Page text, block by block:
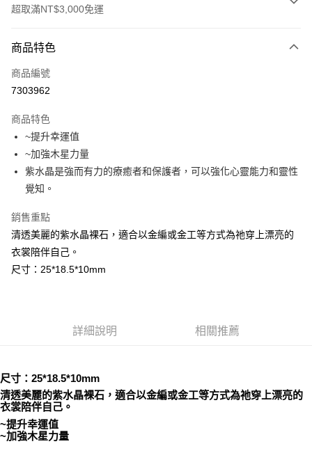
超取滿NT$3,000免運
信用卡一次付款
超商取貨付款
Apple Pay
街口支付
悠遊付
ATM付款
全家取貨付款
每筆NT$80，滿NT$3,000(含以上)免運費
每筆NT$80，滿NT$3,000(含以上)免運費
郵局幫你送（離島）
每筆NT$80，滿NT$3,000(含以上)免運費
商品特色
商品編號
7303962
商品特色
~提升幸運值
~加強木星力量
紫水晶是強而有力的療癒者和保護者，可以強化心靈能力和靈性
覺知。
銷售重點
清透美麗的紫水晶裸石，適合以金編或金工等方式為祂穿上漂亮的
衣裳陪伴自己。
尺寸：25*18.5*10mm
詳細說明 相關推薦
尺寸：25*18.5*10mm
清透美麗的紫水晶裸石，適合以金編或金工等方式為祂穿上漂亮的
衣裳陪伴自己。
~提升幸運值
~加強木星力量